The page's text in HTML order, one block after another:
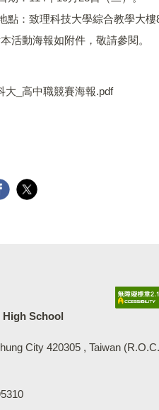
點：致理科技大學綜合教學大樓
活動海報如附件，敬請參閱。
大_高中職競賽海報.pdf
中等學校
High School
City 420305 , Taiwan